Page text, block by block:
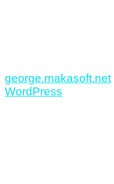
george.makasoft.net
WordPress